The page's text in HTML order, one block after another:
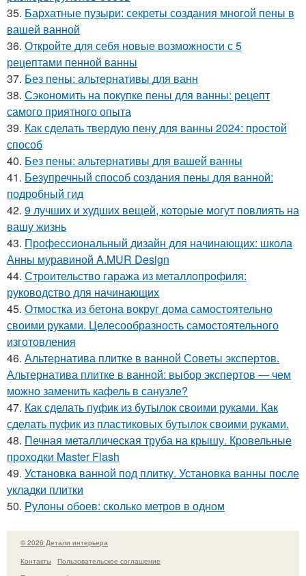
35. Бархатные пузыри: секреты создания многой пены в
вашей ванной
36. Откройте для себя новые возможности с 5
рецептами пенной ванны
37. Без пены: альтернативы для ванн
38. Сэкономить на покупке пены для ванны: рецепт
самого приятного опыта
39. Как сделать твердую пену для ванны 2024: простой
способ
40. Без пены: альтернативы для вашей ванны
41. Безупречный способ создания пены для ванной:
подробный гид
42. 9 лучших и худших вещей, которые могут повлиять на
вашу жизнь
43. Профессиональный дизайн для начинающих: школа
Анны муравиной A.MUR Design
44. Строительство гаража из металлопрофиля:
руководство для начинающих
45. Отмостка из бетона вокруг дома самостоятельно
своими руками. Целесообразность самостоятельного
изготовления
46. Альтернатива плитке в ванной Советы экспертов.
Альтернатива плитке в ванной: выбор экспертов — чем
можно заменить кафель в санузле?
47. Как сделать пуфик из бутылок своими руками. Как
сделать пуфик из пластиковых бутылок своими руками.
48. Печная металлическая труба на крышу. Кровельные
проходки Master Flash
49. Установка ванной под плитку. Установка ванны после
укладки плитки
50. Рулоны обоев: сколько метров в одном
© 2026 Детали интерьера
Контакты
Пользовательское соглашение